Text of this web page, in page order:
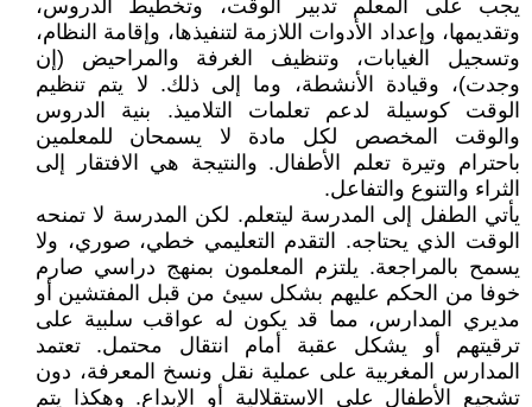
يجب على المعلم تدبير الوقت، وتخطيط الدروس،
وتقديمها، وإعداد الأدوات اللازمة لتنفيذها، وإقامة النظام،
وتسجيل الغيابات، وتنظيف الغرفة والمراحيض (إن
وجدت)، وقيادة الأنشطة، وما إلى ذلك. لا يتم تنظيم
الوقت كوسيلة لدعم تعلمات التلاميذ. بنية الدروس
والوقت المخصص لكل مادة لا يسمحان للمعلمين
باحترام وتيرة تعلم الأطفال. والنتيجة هي الافتقار إلى
الثراء والتنوع والتفاعل.
يأتي الطفل إلى المدرسة ليتعلم. لكن المدرسة لا تمنحه
الوقت الذي يحتاجه. التقدم التعليمي خطي، صوري، ولا
يسمح بالمراجعة. يلتزم المعلمون بمنهج دراسي صارم
خوفا من الحكم عليهم بشكل سيئ من قبل المفتشين أو
مديري المدارس، مما قد يكون له عواقب سلبية على
ترقيتهم أو يشكل عقبة أمام انتقال محتمل. تعتمد
المدارس المغربية على عملية نقل ونسخ المعرفة، دون
تشجيع الأطفال على الاستقلالية أو الإبداع. وهكذا يتم